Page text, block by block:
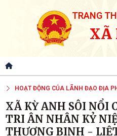
TRANG
XÃ
HOẠT ĐỘNG CỦA LÃNH ĐẠO ĐỊA
XÃ KỲ ANH SÔI NỔI
TRI ÂN NHÂN KỶ
THƯƠNG BINH -